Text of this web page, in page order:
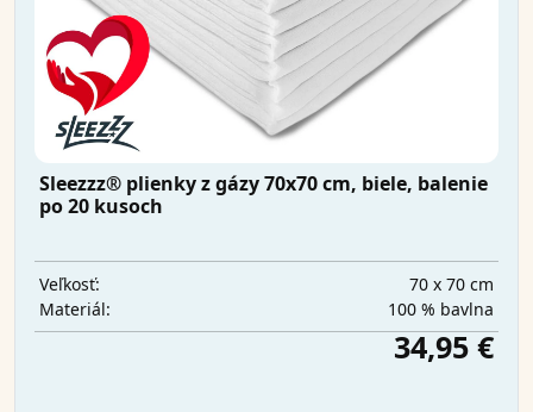
Sleezzz® plienky z gázy 70x70 cm, biele, balenie
po 20 kusoch
Veľkosť:
70 x 70 cm
Materiál:
100 % bavlna
34,95 €